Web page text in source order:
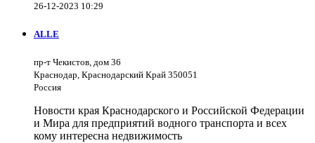
26-12-2023 10:29
ALLE
пр-т Чекистов, дом 36
Краснодар, Краснодарский Край 350051
Россия
Новости края Краснодарского и Российской Федерации
и Мира для предприятий водного транспорта и всех
кому интересна недвижимость